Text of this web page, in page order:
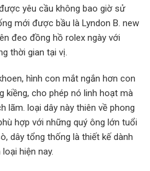
yêu cầu không bao giờ sử
mới được bầu là Lyndon B. new
đeo đồng hồ rolex ngày với
thời gian tại vị.
hình con mắt ngắn hơn con
kiềng, cho phép nó linh hoạt mà
lãm. loại dây này thiên về phong
hợp với những quý ông lớn tuổi
dây tổng thống là thiết kế dành
hiện nay.